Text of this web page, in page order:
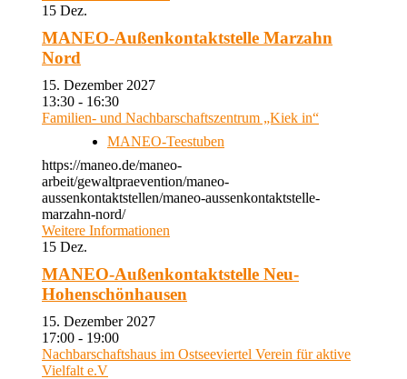
15 Dez.
MANEO-Außenkontaktstelle Marzahn
Nord
15. Dezember 2027
13:30 - 16:30
Familien- und Nachbarschaftszentrum „Kiek in“
MANEO-Teestuben
https://maneo.de/maneo-
arbeit/gewaltpraevention/maneo-
aussenkontaktstellen/maneo-aussenkontaktstelle-
marzahn-nord/
Weitere Informationen
15 Dez.
MANEO-Außenkontaktstelle Neu-
Hohenschönhausen
15. Dezember 2027
17:00 - 19:00
Nachbarschaftshaus im Ostseeviertel Verein für aktive
Vielfalt e.V